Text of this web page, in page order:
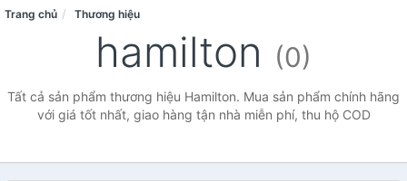
Trang chủ Thương hiệu
hamilton (0)
Tất cả sản phẩm thương hiệu Hamilton. Mua sản phẩm chính hãng
với giá tốt nhất, giao hàng tận nhà miễn phí, thu hộ COD